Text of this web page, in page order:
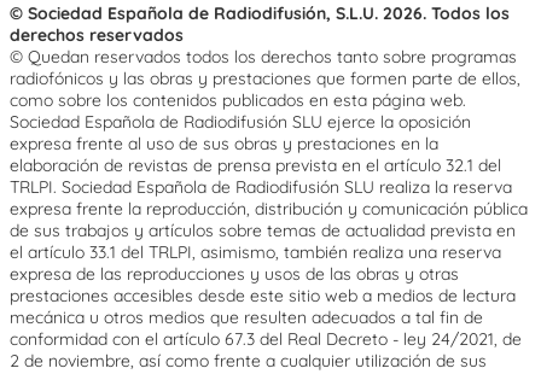
© Sociedad Española de Radiodifusión, S.L.U. 2026. Todos los
derechos reservados
© Quedan reservados todos los derechos tanto sobre programas
radiofónicos y las obras y prestaciones que formen parte de ellos,
como sobre los contenidos publicados en esta página web.
Sociedad Española de Radiodifusión SLU ejerce la oposición
expresa frente al uso de sus obras y prestaciones en la
elaboración de revistas de prensa prevista en el artículo 32.1 del
TRLPI. Sociedad Española de Radiodifusión SLU realiza la reserva
expresa frente la reproducción, distribución y comunicación pública
de sus trabajos y artículos sobre temas de actualidad prevista en
el artículo 33.1 del TRLPI, asimismo, también realiza una reserva
expresa de las reproducciones y usos de las obras y otras
prestaciones accesibles desde este sitio web a medios de lectura
mecánica u otros medios que resulten adecuados a tal fin de
conformidad con el artículo 67.3 del Real Decreto - ley 24/2021, de
2 de noviembre, así como frente a cualquier utilización de sus